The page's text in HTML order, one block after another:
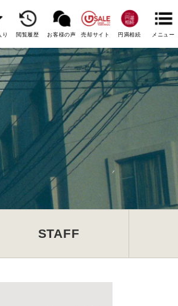
り 閲覧履歴 お客様の声 売却サイト 円満相続 メニュー
STAFF